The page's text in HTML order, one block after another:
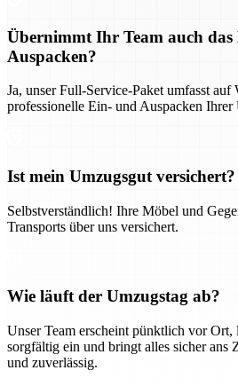
Übernimmt Ihr Team auch
Auspacken?
Ja, unser Full-Service-Paket umfasst auf
professionelle Ein- und Auspacken Ihrer
Ist mein Umzugsgut versichert?
Selbstverständlich! Ihre Möbel und
Transports über uns versichert.
Wie läuft der Umzugstag ab?
Unser Team erscheint pünktlich vor Ort,
sorgfältig ein und bringt alles sicher ans
und zuverlässig.